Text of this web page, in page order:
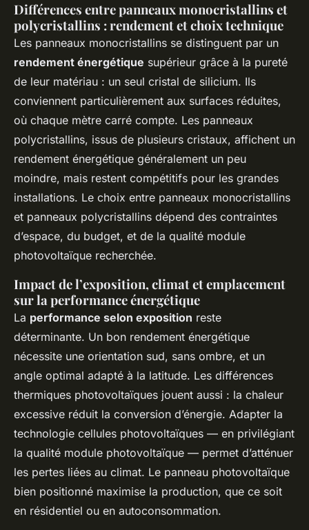
Différences entre panneaux monocristallins et
polycristallins : rendement et choix technique
Les panneaux monocristallins se distinguent par un
rendement énergétique supérieur grâce à la pureté
de leur matériau : un seul cristal de silicium. Ils
conviennent particulièrement aux surfaces réduites,
où chaque mètre carré compte. Les panneaux
polycristallins, issus de plusieurs cristaux, affichent un
rendement énergétique généralement un peu
moindre, mais restent compétitifs pour les grandes
installations. Le choix entre panneaux monocristallins
et panneaux polycristallins dépend des contraintes
d’espace, du budget, et de la qualité module
photovoltaïque recherchée.
Impact de l’exposition, climat et emplacement
sur la performance énergétique
La performance selon exposition reste
déterminante. Un bon rendement énergétique
nécessite une orientation sud, sans ombre, et un
angle optimal adapté à la latitude. Les différences
thermiques photovoltaïques jouent aussi : la chaleur
excessive réduit la conversion d’énergie. Adapter la
technologie cellules photovoltaïques — en privilégiant
la qualité module photovoltaïque — permet d’atténuer
les pertes liées au climat. Le panneau photovoltaïque
bien positionné maximise la production, que ce soit
en résidentiel ou en autoconsommation.